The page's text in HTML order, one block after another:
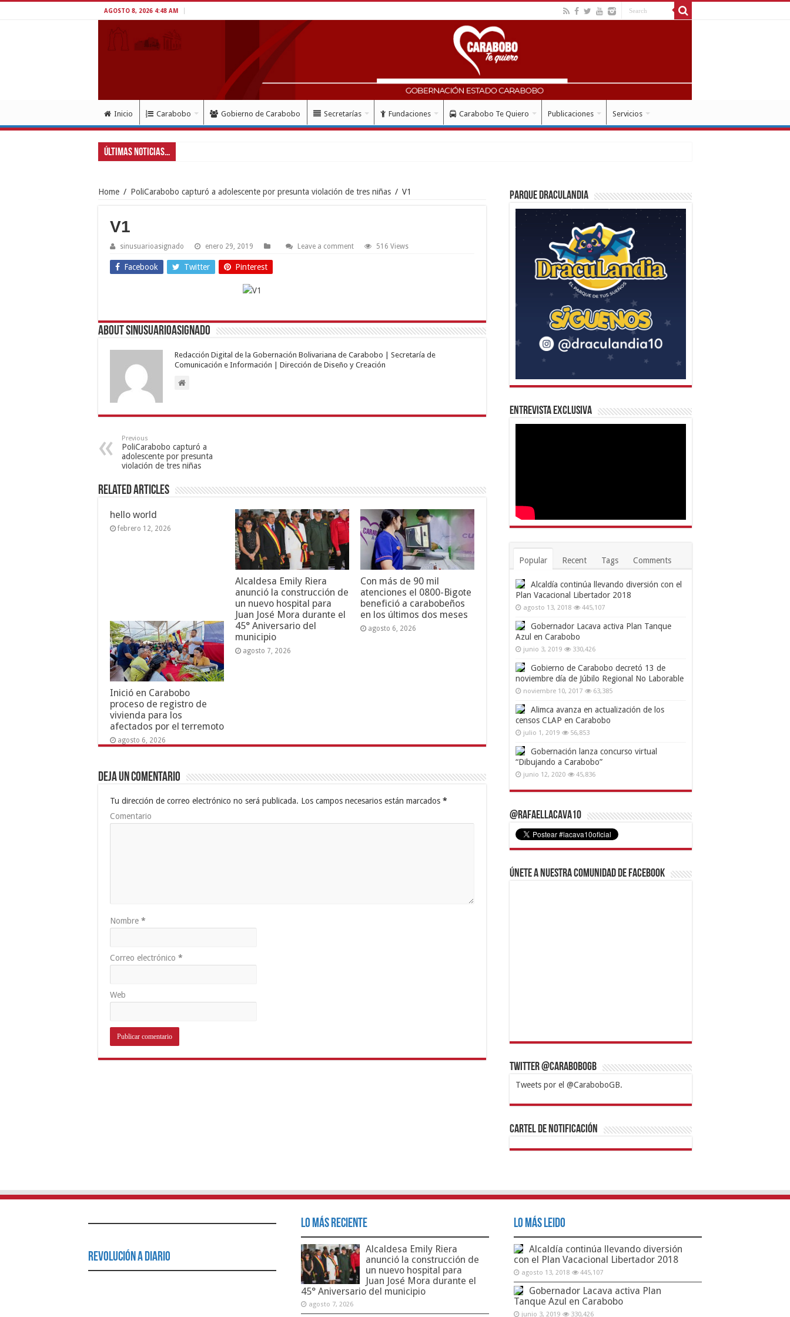
AGOSTO 8, 2026 4:48 AM
Inicio Carabobo Gobierno de Carabobo Secretarías Fundaciones Carabobo Te Quiero Publicaciones Servicios
Últimas Noticias...
Home / PoliCarabobo capturó a adolescente por presunta violación de tres niñas / V1
V1
sinusuarioasignado enero 29, 2019 Leave a comment 516 Views
Facebook Twitter Pinterest
About sinusuarioasignado
Redacción Digital de la Gobernación Bolivariana de Carabobo | Secretaría de
Comunicación e Información | Dirección de Diseño y Creación
Previous
PoliCarabobo capturó a
adolescente por presunta
violación de tres niñas
Related Articles
hello world
febrero 12, 2026
Alcaldesa Emily Riera
anunció la construcción de
un nuevo hospital para
Juan José Mora durante el
45° Aniversario del
municipio
agosto 7, 2026
Con más de 90 mil
atenciones el 0800-Bigote
benefició a carabobeños
en los últimos dos meses
agosto 6, 2026
Inició en Carabobo
proceso de registro de
vivienda para los
afectados por el terremoto
agosto 6, 2026
Deja un comentario
Tu dirección de correo electrónico no será publicada. Los campos necesarios están marcados *
Comentario
Nombre *
Correo electrónico *
Web
Parque Draculandia
Entrevista Exclusiva
Popular Recent Tags Comments
Alcaldía continúa llevando diversión con el
Plan Vacacional Libertador 2018
agosto 13, 2018 445,107
Gobernador Lacava activa Plan Tanque
Azul en Carabobo
junio 3, 2019 330,426
Gobierno de Carabobo decretó 13 de
noviembre día de Júbilo Regional No Laborable
noviembre 10, 2017 63,385
Alimca avanza en actualización de los
censos CLAP en Carabobo
julio 1, 2019 56,853
Gobernación lanza concurso virtual
“Dibujando a Carabobo”
junio 12, 2020 45,836
@RafaelLacava10
Únete a nuestra comunidad de Facebook
Twitter @CaraboboGB
Tweets por el @CaraboboGB.
1xbetBetturkeyBetistKralbetSupertotobetTipobet
https://mvbcasino.com/
Cartel de Notificación
Revolución a Diario
Lo Más Reciente
Alcaldesa Emily Riera
anunció la construcción de
un nuevo hospital para
Juan José Mora durante el
45° Aniversario del municipio
agosto 7, 2026
Lo Más Leido
Alcaldía continúa llevando diversión
con el Plan Vacacional Libertador 2018
agosto 13, 2018 445,107
Gobernador Lacava activa Plan
Tanque Azul en Carabobo
junio 3, 2019 330,426